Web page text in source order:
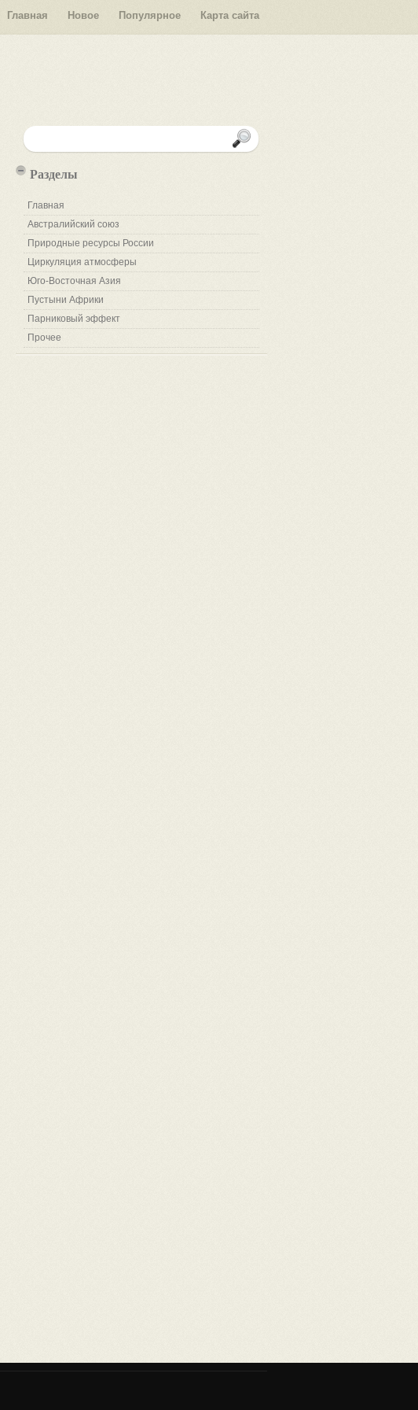
Главная Новое Популярное Карта сайта
Разделы
Главная
Австралийский союз
Природные ресурсы России
Циркуляция атмосферы
Юго-Восточная Азия
Пустыни Африки
Парниковый эффект
Прочее